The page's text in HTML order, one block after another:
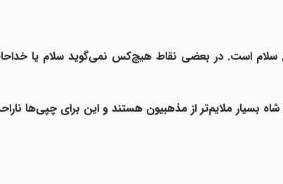
سلام است. در بعضی نقاط هیچ‌کس نمی‌گوید سلام یا
ملایم‌تر از مذهبیون هستند و این برای چپی‌ها